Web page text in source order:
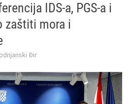
IDS-a, PGS-a i
zaštiti mora i
Đir